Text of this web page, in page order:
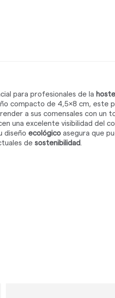
para profesionales de la
compacto de 4,5x8 cm, este
a sus comensales con un
una excelente visibilidad del
diseño ecológicoasegura que
de sostenibilidad .